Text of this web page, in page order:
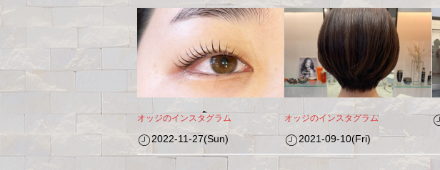
オッジのインスタグラム
2022-11-27(Sun)
オッジのインスタグラム
2021-09-10(Fri)